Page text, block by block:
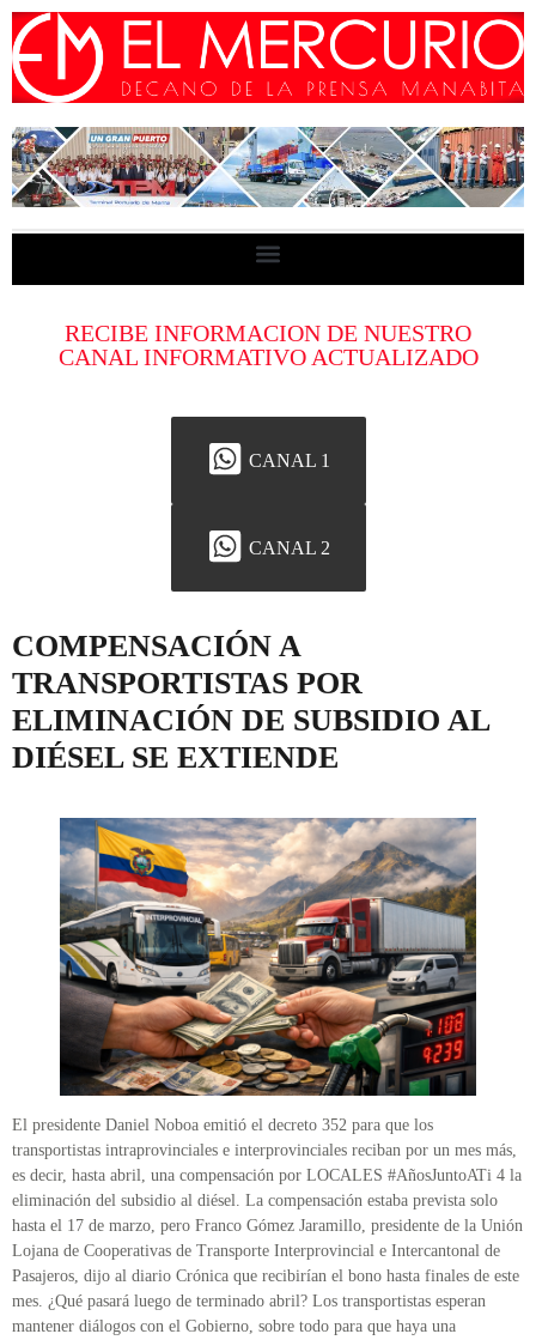
RECIBE INFORMACION DE NUESTRO
CANAL INFORMATIVO ACTUALIZADO
CANAL 1
CANAL 2
COMPENSACIÓN A
TRANSPORTISTAS POR
ELIMINACIÓN DE SUBSIDIO AL
DIÉSEL SE EXTIENDE
El presidente Daniel Noboa emitió el decreto 352 para que los
transportistas intraprovinciales e interprovinciales reciban por un mes más,
es decir, hasta abril, una compensación por LOCALES #AñosJuntoATi 4 la
eliminación del subsidio al diésel. La compensación estaba prevista solo
hasta el 17 de marzo, pero Franco Gómez Jaramillo, presidente de la Unión
Lojana de Cooperativas de Transporte Interprovincial e Intercantonal de
Pasajeros, dijo al diario Crónica que recibirían el bono hasta finales de este
mes. ¿Qué pasará luego de terminado abril? Los transportistas esperan
mantener diálogos con el Gobierno, sobre todo para que haya una